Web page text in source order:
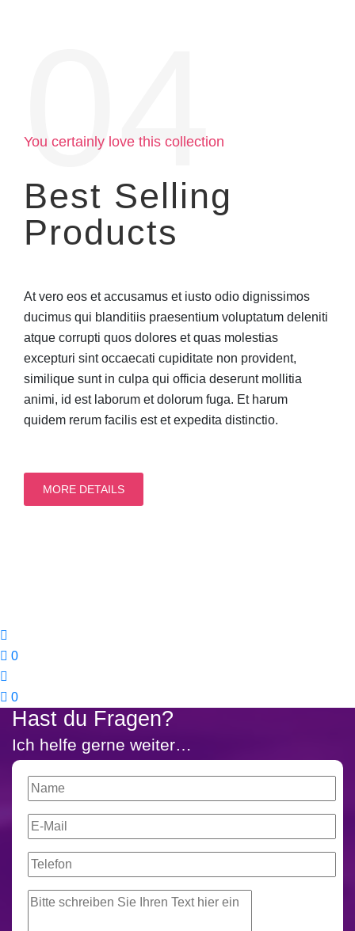
04
You certainly love this collection
Best Selling
Products
At vero eos et accusamus et iusto odio dignissimos
ducimus qui blanditiis praesentium voluptatum deleniti
atque corrupti quos dolores et quas molestias
excepturi sint occaecati cupiditate non provident,
similique sunt in culpa qui officia deserunt mollitia
animi, id est laborum et dolorum fuga. Et harum
quidem rerum facilis est et expedita distinctio.
MORE DETAILS
0
0
Hast du Fragen?
Ich helfe gerne weiter…